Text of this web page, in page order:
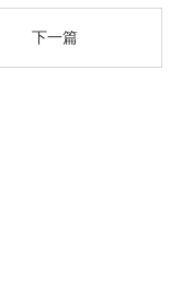
下一篇